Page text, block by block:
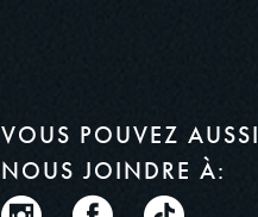
VOUS POUVEZ AUSSI
NOUS JOINDRE À: